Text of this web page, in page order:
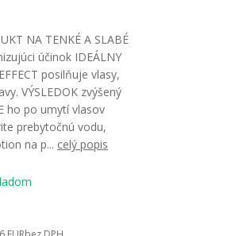
NA TENKÉ A SLABÉ
účinok IDEÁLNY
posilňuje vlasy,
VÝSLEDOK zvýšený
ho po umytí vlasov
prebytočnú vodu,
na p... celý popis